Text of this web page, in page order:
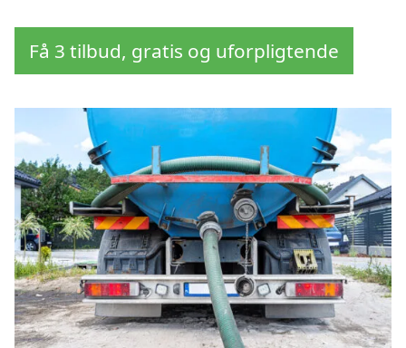
Få 3 tilbud, gratis og uforpligtende